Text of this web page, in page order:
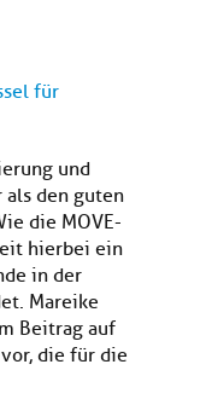
für
und
den guten
die MOVE-
hierbei ein
in der
Mareike
Beitrag auf
vor, die für die